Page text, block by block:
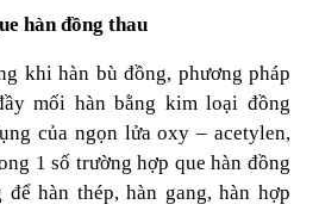
hàn đồng thau
khi hàn bù đồng, phương pháp
mối hàn bằng kim loại đồng
của ngọn lửa oxy – acetylen,
1 số trường hợp que hàn đồng
hàn thép, hàn gang, hàn hợp